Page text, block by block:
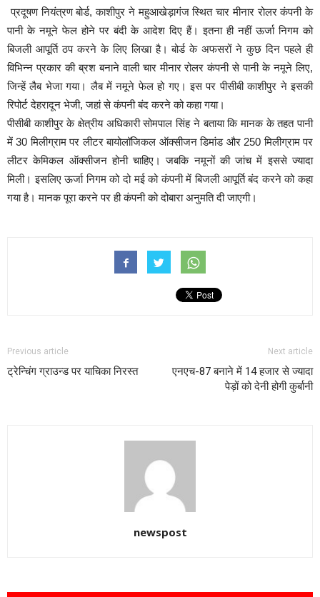
प्रदूषण नियंत्रण बोर्ड, काशीपुर ने महुआखेड़ागंज स्थित चार मीनार रोलर कंपनी के
पानी के नमूने फेल होने पर बंदी के आदेश दिए हैं। इतना ही नहीं ऊर्जा निगम को
बिजली आपूर्ति ठप करने के लिए लिखा है। बोर्ड के अफसरों ने कुछ दिन पहले ही
विभिन्न प्रकार की ब्रश बनाने वाली चार मीनार रोलर कंपनी से पानी के नमूने लिए,
जिन्हें लैब भेजा गया। लैब में नमूने फेल हो गए। इस पर पीसीबी काशीपुर ने इसकी
रिपोर्ट देहरादून भेजी, जहां से कंपनी बंद करने को कहा गया।
पीसीबी काशीपुर के क्षेत्रीय अधिकारी सोमपाल सिंह ने बताया कि मानक के तहत पानी
में 30 मिलीग्राम पर लीटर बायोलॉजिकल ऑक्सीजन डिमांड और 250 मिलीग्राम पर
लीटर केमिकल ऑक्सीजन होनी चाहिए। जबकि नमूनों की जांच में इससे ज्यादा
मिली। इसलिए ऊर्जा निगम को दो मई को कंपनी में बिजली आपूर्ति बंद करने को कहा
गया है। मानक पूरा करने पर ही कंपनी को दोबारा अनुमति दी जाएगी।
Previous article
ट्रेन्चिंग ग्राउन्ड पर याचिका निरस्त
Next article
एनएच-87 बनाने में 14 हजार से ज्यादा
पेड़ों को देनी होगी कुर्बानी
newspost